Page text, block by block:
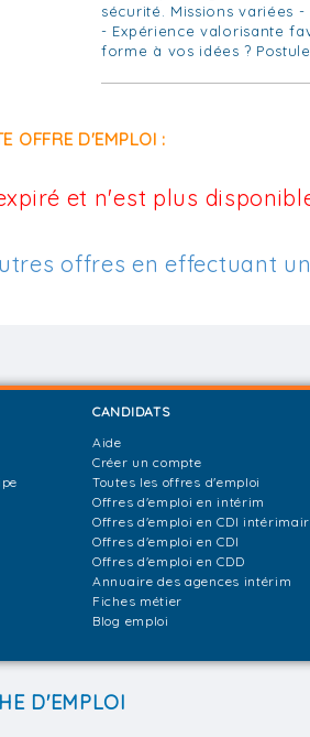
sécurité. Missions variées
- Expérience valorisante
forme à vos idées ?
OFFRE D'EMPLOI :
et n'est plus
offres en effectuant
CANDIDATS
Aide
Créer un compte
Toutes les offres d'emploi
Offres d'emploi en intérim
Offres d'emploi en CDI
Offres d'emploi en CDI
Offres d'emploi en CDD
Annuaire des agences intérim
Fiches métier
Blog emploi
D'EMPLOI